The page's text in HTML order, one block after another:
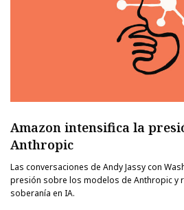
Amazon intensifica la
Anthropic
Las conversaciones de Andy Jassy con
presión sobre los modelos de Anthropic y
soberanía en IA.